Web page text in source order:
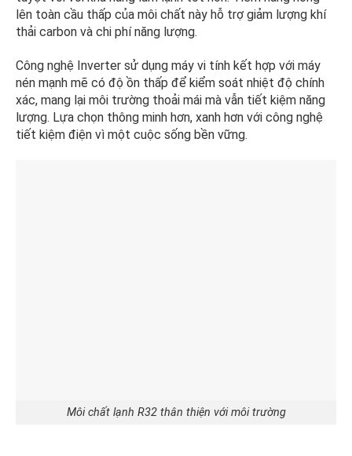
lên toàn cầu thấp của môi chất này hỗ trợ giảm lượng khí
thải carbon và chi phí năng lượng.
Công nghệ Inverter sử dụng máy vi tính kết hợp với máy
nén mạnh mẽ có độ ồn thấp để kiểm soát nhiệt độ chính
xác, mang lại môi trường thoải mái mà vẫn tiết kiệm năng
lượng. Lựa chọn thông minh hơn, xanh hơn với công nghệ
tiết kiệm điện vì một cuộc sống bền vững.
Môi chất lạnh R32 thân thiện với môi trường